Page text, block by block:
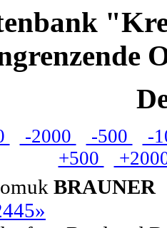
-2000 -500
-
+500
BRAUNER